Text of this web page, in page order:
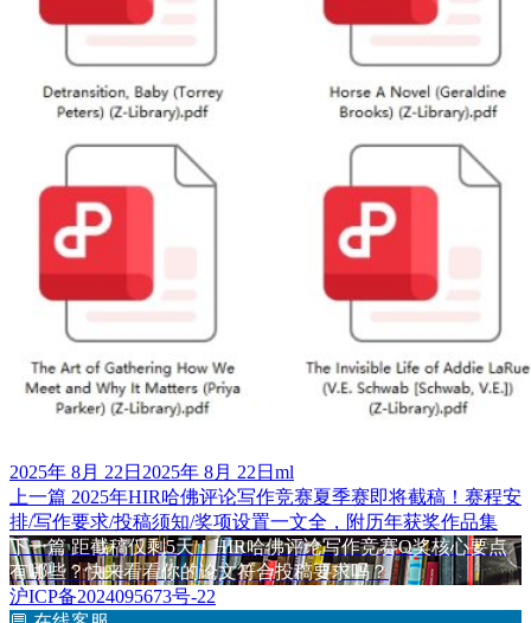
发
布
于
2025年 8月 22日 2025年 8月 22日 作
者
ml
文
章
导
上一篇 上
篇
文
章：
2025年HIR哈佛评论写作竞赛夏季赛即将截稿！赛程安
排/写作要求/投稿须知/奖项设置一文全，附历年获奖作品集
下一篇下
篇
文
距截稿仅剩5天！HIR哈佛评论写作竞赛O奖核心要点​
有哪些？快来看看你的论文符合投稿要求吗？
沪ICP备2024095673号-22